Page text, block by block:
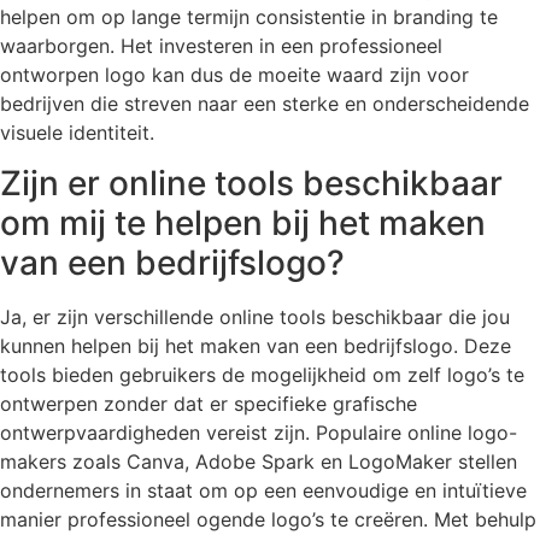
helpen om op lange termijn consistentie in branding te
waarborgen. Het investeren in een professioneel
ontworpen logo kan dus de moeite waard zijn voor
bedrijven die streven naar een sterke en onderscheidende
visuele identiteit.
Zijn er online tools beschikbaar
om mij te helpen bij het maken
van een bedrijfslogo?
Ja, er zijn verschillende online tools beschikbaar die jou
kunnen helpen bij het maken van een bedrijfslogo. Deze
tools bieden gebruikers de mogelijkheid om zelf logo’s te
ontwerpen zonder dat er specifieke grafische
ontwerpvaardigheden vereist zijn. Populaire online logo-
makers zoals Canva, Adobe Spark en LogoMaker stellen
ondernemers in staat om op een eenvoudige en intuïtieve
manier professioneel ogende logo’s te creëren. Met behulp